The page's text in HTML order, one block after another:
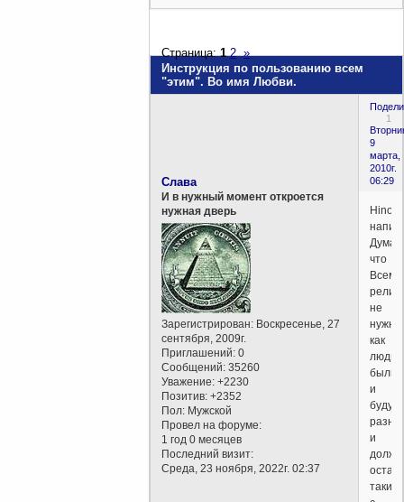
Инструкция по пользованию всем
"этим". Во имя Любви.
Страница:1 2 »
1
9
марта,
2010г.
06:29
Слава
И в нужный момент откроется
нужная дверь
Зарегистрирован: Воскресенье, 27
сентября, 2009г.
Приглашений: 0
Сообщений: 35260
Уважение: +2230
Позитив: +2352
Пол: Мужской
Провел на форуме:
1 год 0 месяцев
Последний визит:
Среда, 23 ноября, 2022г. 02:37
Hinoza
Думаю
что
не
как
люди
и
будут
и